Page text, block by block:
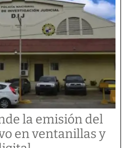
la emisión del
en ventanillas y